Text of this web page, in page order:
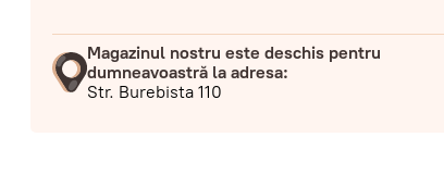
Magazinul nostru este deschis pentru
dumneavoastră la adresa:
Str. Burebista 110